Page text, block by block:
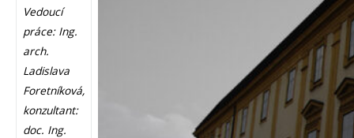
Vedoucí
práce: Ing.
arch.
Ladislava
Foretníková,
konzultant:
doc. Ing.